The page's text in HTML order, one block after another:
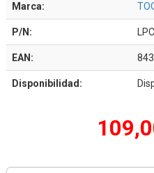
Marca:
P/N:
EAN:
Disponibilidad: